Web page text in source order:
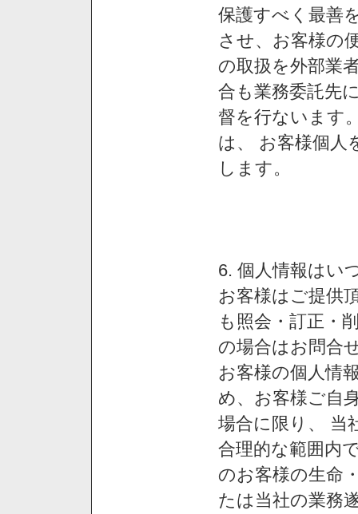
保護すべく最善
させ、お客様の
の取扱を外部業
合も業務委託先
督を行ないます
は、 お客様個人
します。
6. 個人情報はい
お客様はご提供
も照会・訂正・
の場合はお問合
お客様の個人情
め、お客様ご自
場合に限り、 当
合理的な範囲内
のお客様の生命
たは当社の業務